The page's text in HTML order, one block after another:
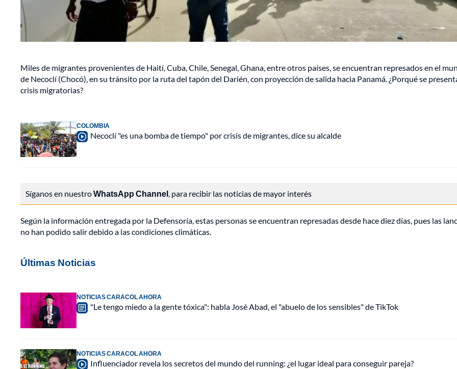
Miles de migrantes provenientes de Haití, Cuba, Chile, Senegal, Ghana, entre otros países, se encuentran represados en el
de Necoclí (Chocó), en su tránsito por la ruta del tapón del Darién, con proyección de salida hacia Panamá. ¿Porqué se
crisis migratorias?
COLOMBIA
Necoclí "es una bomba de tiempo" por crisis de migrantes, dice su alcalde
Síganos en nuestroWhatsApp Channel, para recibir las noticias de mayor interés
Según la información entregada por la Defensoría, estas personas se encuentran represadas desde hace diez días, pues las
no han podido salir debido a las condiciones climáticas.
Últimas Noticias
NOTICIAS CARACOL AHORA
"Le tengo miedo a la gente tóxica": habla José Abad, el "abuelo de los sensibles" de TikTok
NOTICIAS CARACOL AHORA
Influenciador revela los secretos del mundo del running: ¿el lugar ideal para conseguir pareja?